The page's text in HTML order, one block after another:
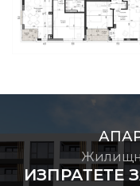
ИЗПРАТЕТЕ